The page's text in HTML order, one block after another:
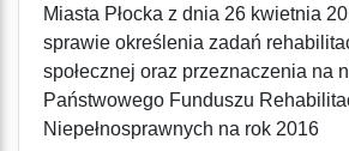
Miasta Płocka z dnia 26 kwietnia
sprawie określenia zadań
społecznej oraz przeznaczenia na
Państwowego Funduszu
Niepełnosprawnych na rok 2016